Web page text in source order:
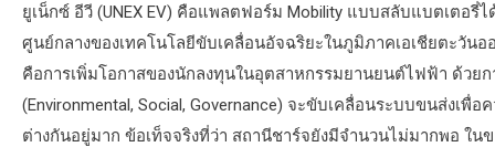
ยูเน็กซ์ อีวี (UNEX EV) คือแพลตฟอร์ม Mobility แบบสลับแบตเตอ
ศูนย์กลางของเทคโนโลยีขับเคลื่อนอัจฉริยะในภูมิภาคเอเชียตะวันอ
คือการเพิ่มโอกาสของนักลงทุนในอุตสาหกรรมยานยนต์ไฟฟ้า ด้วยก
(Environmental, Social, Governance) จะขับเคลื่อนระบบขนส่งเ
ต่างกันอยู่มาก ข้อเท็จจริงที่ว่า สถานีชาร์จยังมีจำนวนไม่มากพอ ใ